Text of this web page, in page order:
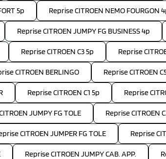
5p Reprise CITROEN NEMO FOURGON
Reprise CITROEN JUMPY FG BUSINESS 4p
Reprise CITROEN C3 5p Reprise
CITROEN BERLINGO Reprise CITROEN
Reprise CITROEN C1 5p Reprise
JUMPY FG TOLE Reprise CITROEN
CITROEN JUMPER FG TOLE Reprise
Reprise CITROEN JUMPY CAB. APP.